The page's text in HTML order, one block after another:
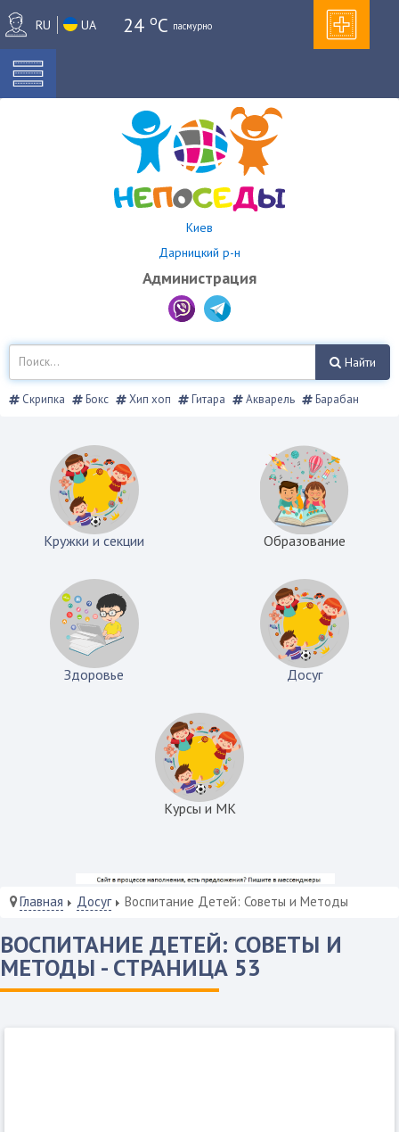
RU UA 24 oC пасмурно
Киев
Дарницкий р-н
Администрация
Найти
Скрипка Бокс Хип хоп Гитара Акварель Барабан
Кружки и секции Образование
Здоровье Досуг
Курсы и МК
Главная Досуг Воспитание Детей: Советы и Методы
ВОСПИТАНИЕ ДЕТЕЙ: СОВЕТЫ И
МЕТОДЫ - СТРАНИЦА 53